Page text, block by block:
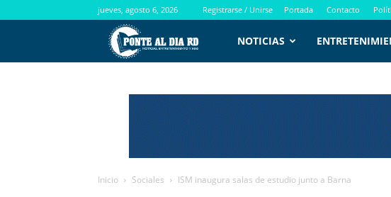
jueves, agosto 6, 2026 Registrarse / Unirse Portada Contacto
PontealdiaRD.com
NOTICIAS
Inicio Sociales ISM inaugura salas de estudio junto a Barna